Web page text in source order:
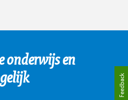
onderwijs en
Feedback